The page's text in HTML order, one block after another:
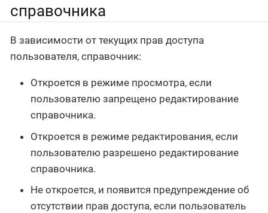
справочника
В зависимости от текущих прав доступа
пользователя, справочник:
Откроется в режиме просмотра, если
пользователю запрещено редактирование
справочника.
Откроется в режиме редактирования, если
пользователю разрешено редактирование
справочника.
Не откроется, и появится предупреждение об
отсутствии прав доступа, если пользователь